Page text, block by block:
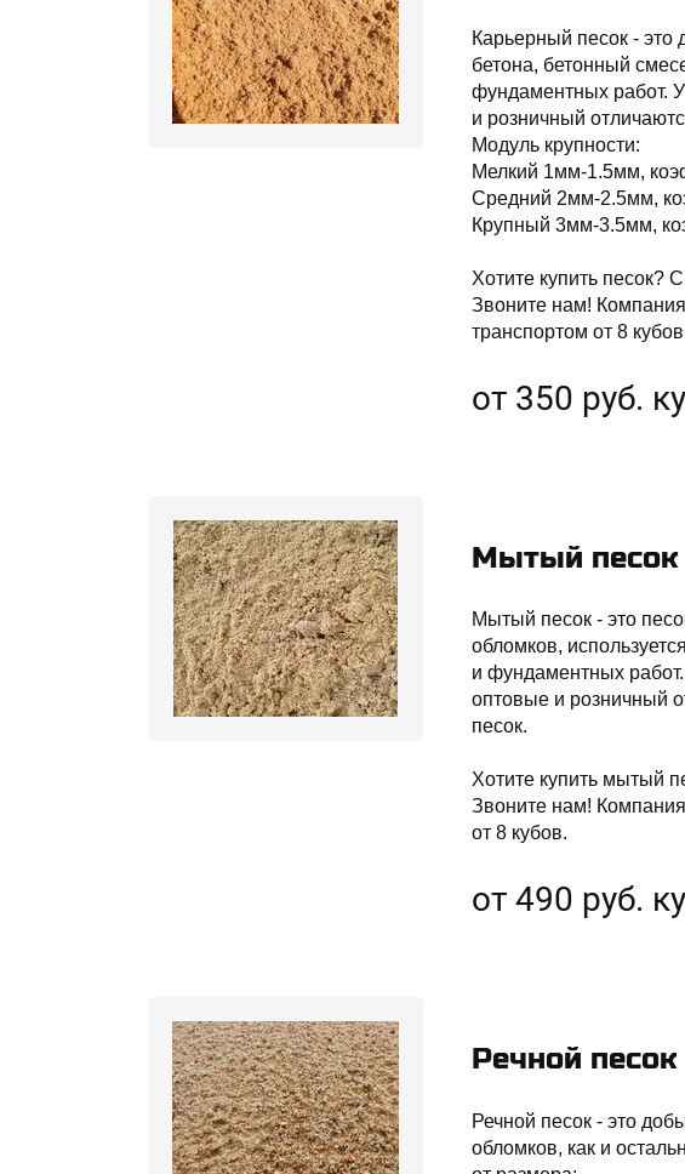
Карьерный песок - это
бетона, бетонный
фундаментных работ.
и розничный
Модуль крупности:
Мелкий 1мм-1.5мм,
Средний 2мм-2.5мм,
Крупный 3мм-3.5мм,
Хотите купить песок?
Звоните нам!
транспортом от 8
от 350 руб.
Мытый песок
Мытый песок - это
обломков,
и фундаментных
оптовые и розничный
песок.
Хотите купить мытый
Звоните нам!
от 8 кубов.
от 490 руб.
Речной песок
Речной песок - это
обломков, как и